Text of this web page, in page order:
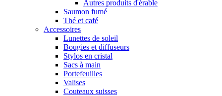
Autres produits d'érable
Saumon fumé
Thé et café
Accessoires
Lunettes de soleil
Bougies et diffuseurs
Stylos en cristal
Sacs à main
Portefeuilles
Valises
Couteaux suisses